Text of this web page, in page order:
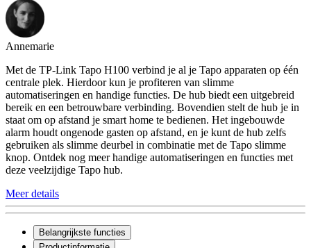
Annemarie
Met de TP-Link Tapo H100 verbind je al je Tapo apparaten op één
centrale plek. Hierdoor kun je profiteren van slimme
automatiseringen en handige functies. De hub biedt een uitgebreid
bereik en een betrouwbare verbinding. Bovendien stelt de hub je in
staat om op afstand je smart home te bedienen. Het ingebouwde
alarm houdt ongenode gasten op afstand, en je kunt de hub zelfs
gebruiken als slimme deurbel in combinatie met de Tapo slimme
knop. Ontdek nog meer handige automatiseringen en functies met
deze veelzijdige Tapo hub.
Meer details
Belangrijkste functies